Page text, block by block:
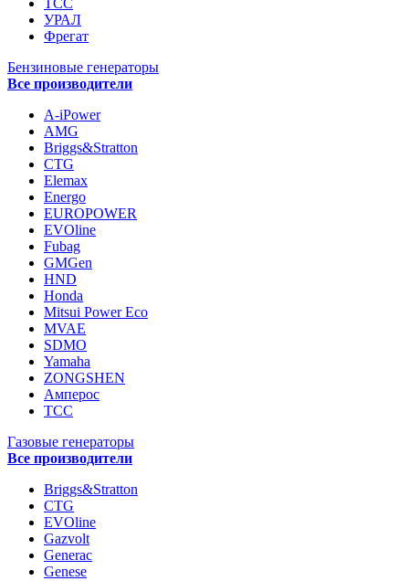
ТСС
УРАЛ
Фрегат
Бензиновые генераторы
Все производители
A-iPower
AMG
Briggs&Stratton
CTG
Elemax
Energo
EUROPOWER
EVOline
Fubag
GMGen
HND
Honda
Mitsui Power Eco
MVAE
SDMO
Yamaha
ZONGSHEN
Амперос
ТСС
Газовые генераторы
Все производители
Briggs&Stratton
CTG
EVOline
Gazvolt
Generac
Genese